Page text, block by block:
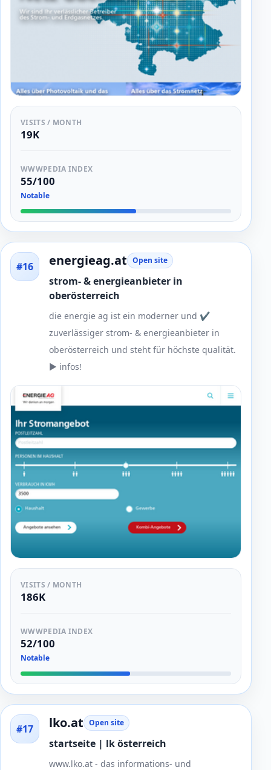
VISITS / MONTH
19K
WWWPEDIA INDEX
55/100
Notable
#16 energieag.at Open site
strom- & energieanbieter in
oberösterreich
die energie ag ist ein moderner und ✔
zuverlässiger strom- & energieanbieter in
oberösterreich und steht für höchste qualität.
▶ infos!
VISITS / MONTH
186K
WWWPEDIA INDEX
52/100
Notable
#17 lko.at Open site
startseite | lk österreich
www.lko.at - das informations- und